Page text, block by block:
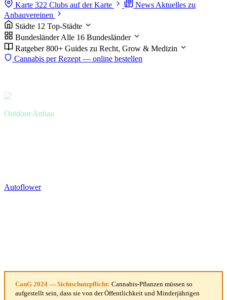
Karte 322 Clubs auf der Karte News Aktuelles zu
Anbauvereinen
Städte 12 Top-Städte
Bundesländer Alle 16 Bundesländer
Ratgeber 800+ Guides zu Recht, Grow & Medizin
Cannabis per Rezept — online bestellen
Start
Outdoor Anbau
Autoflowerist das perfekte Format für den deutschen Outdoor-
CanG 2024 — Sichtschutzpflicht: Cannabis-Pflanzen müssen so
aufgestellt sein, dass sie von der Öffentlichkeit und Minderjährigen